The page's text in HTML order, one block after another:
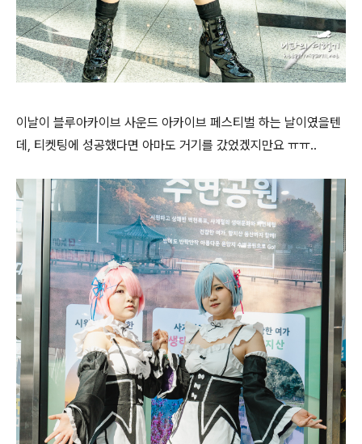
이날이 블루아카이브 사운드 아카이브 페스티벌 하는 날이였을텐
데, 티켓팅에 성공했다면 아마도 거기를 갔었겠지만요 ㅠㅠ..